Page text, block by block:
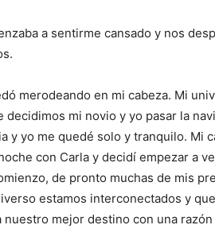
a sentirme cansado y nos
merodeando en mi cabeza. Mi
mi novio y yo pasar la
y yo me quedé solo y tranquilo. Mi
con Carla y decidí empezar a
de pronto muchas de mis
estamos interconectados y
mejor destino con una